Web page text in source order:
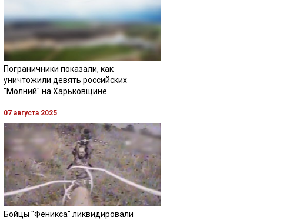
Пограничники показали, как
уничтожили девять российских
"Молний" на Харьковщине
07 августа 2025
Бойцы "Феникса" ликвидировали